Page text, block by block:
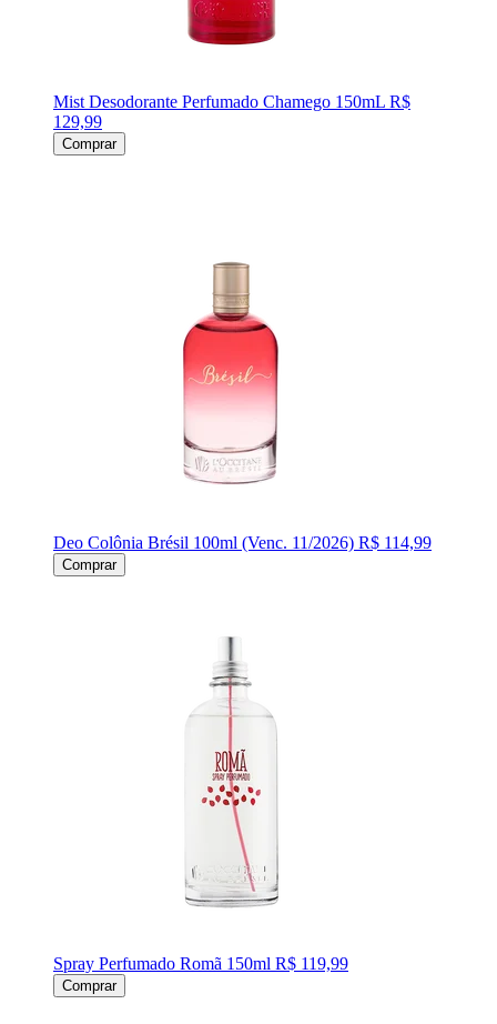
Mist Desodorante Perfumado Chamego 150mL R$
129,99
Comprar
Deo Colônia Brésil 100ml (Venc. 11/2026) R$ 114,99
Comprar
Spray Perfumado Romã 150ml R$ 119,99
Comprar